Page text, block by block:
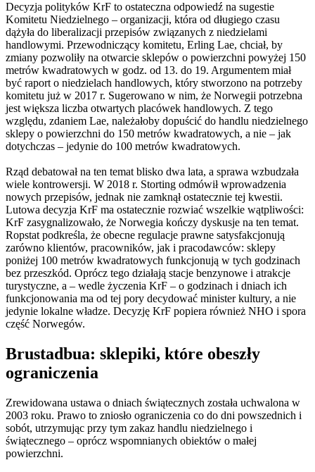
Decyzja polityków KrF to ostateczna odpowiedź na sugestie
Komitetu Niedzielnego – organizacji, która od długiego czasu
dążyła do liberalizacji przepisów związanych z niedzielami
handlowymi. Przewodniczący komitetu, Erling Lae, chciał, by
zmiany pozwoliły na otwarcie sklepów o powierzchni powyżej 150
metrów kwadratowych w godz. od 13. do 19. Argumentem miał
być raport o niedzielach handlowych, który stworzono na potrzeby
komitetu już w 2017 r. Sugerowano w nim, że Norwegii potrzebna
jest większa liczba otwartych placówek handlowych. Z tego
względu, zdaniem Lae, należałoby dopuścić do handlu niedzielnego
sklepy o powierzchni do 150 metrów kwadratowych, a nie – jak
dotychczas – jedynie do 100 metrów kwadratowych.
Rząd debatował na ten temat blisko dwa lata, a sprawa wzbudzała
wiele kontrowersji. W 2018 r. Storting odmówił wprowadzenia
nowych przepisów, jednak nie zamknął ostatecznie tej kwestii.
Lutowa decyzja KrF ma ostatecznie rozwiać wszelkie wątpliwości:
KrF zasygnalizowało, że Norwegia kończy dyskusje na ten temat.
Ropstat podkreśla, że obecne regulacje prawne satysfakcjonują
zarówno klientów, pracowników, jak i pracodawców: sklepy
poniżej 100 metrów kwadratowych funkcjonują w tych godzinach
bez przeszkód. Oprócz tego działają stacje benzynowe i atrakcje
turystyczne, a – wedle życzenia KrF – o godzinach i dniach ich
funkcjonowania ma od tej pory decydować minister kultury, a nie
jedynie lokalne władze. Decyzję KrF popiera również NHO i spora
część Norwegów.
Brustadbua: sklepiki, które obeszły
ograniczenia
Zrewidowana ustawa o dniach świątecznych została uchwalona w
2003 roku. Prawo to zniosło ograniczenia co do dni powszednich i
sobót, utrzymując przy tym zakaz handlu niedzielnego i
świątecznego – oprócz wspomnianych obiektów o małej
powierzchni.